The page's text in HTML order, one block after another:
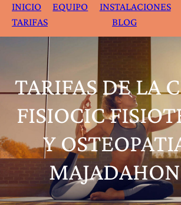
INICIO EQUIPO INSTALACIONES
TARIFAS
BLOG
TARIFAS DE LA
FISIOCIC
Y